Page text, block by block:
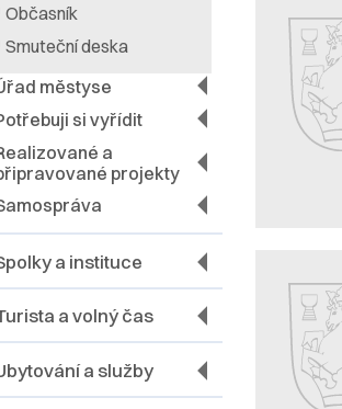
Občasník
Smuteční deska
městyse
si vyřídit
a
projekty
a instituce
a volný čas
a služby